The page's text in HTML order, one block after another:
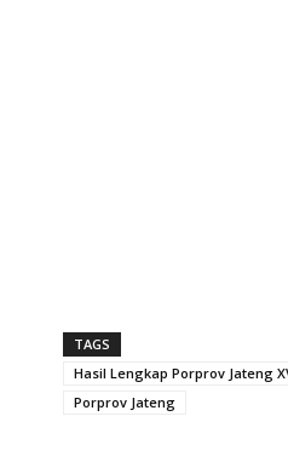
TAGS
Hasil Lengkap Porprov Jateng
Porprov Jateng